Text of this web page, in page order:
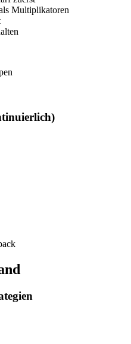
Multiplikatoren